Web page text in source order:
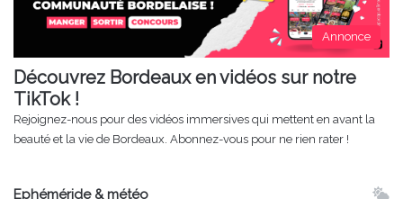
Annonce
Découvrez Bordeaux en vidéos sur notre
TikTok !
Rejoignez-nous pour des vidéos immersives qui mettent en avant la
beauté et la vie de Bordeaux. Abonnez-vous pour ne rien rater !
Ephéméride & météo